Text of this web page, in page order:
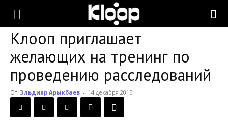
KLOOP.KG
Новости
Клооп приглашает
желающих на тренинг по
проведению расследований
От Эльдияр Арыкбаев - 14 декабря 2015